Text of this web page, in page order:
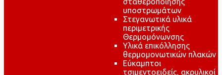
υποστρωμάτων
Στεγανωτικά υλικά
περιμετρικής
Θερμομόνωνσης
Υλικά επικόλλησης
θερμομονωτικών πλακών
Εύκαμπτοι
τσιμεντοειδείς, ακρυλικοί